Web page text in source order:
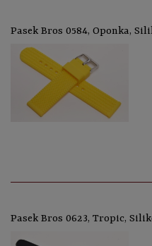
Pasek Bros 0584, Oponka,
Pasek Bros 0623, Tropic,